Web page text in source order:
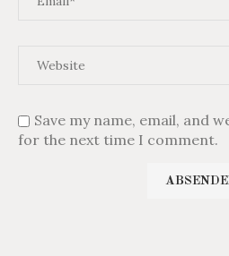
Save my name, email, and
for the next time I comment.